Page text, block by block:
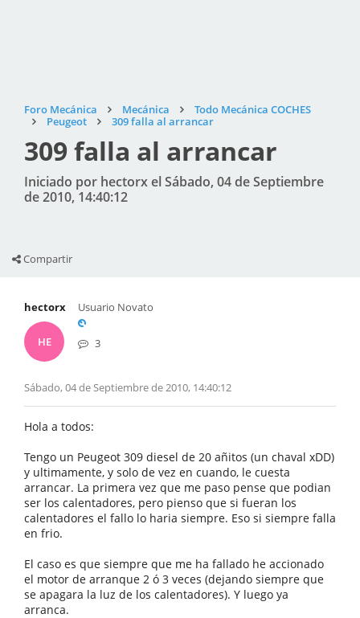
Foro Mecánica Mecánica
Todo Mecánica COCHES
Peugeot
309 falla al arrancar
309 falla al arrancar
Iniciado por hectorx el Sábado, 04 de Septiembre
de 2010, 14:40:12
Compartir
hectorx
HE
Usuario Novato
3
Sábado, 04 de Septiembre de 2010, 14:40:12
Hola a todos:
Tengo un Peugeot 309 diesel de 20 añitos (un chaval xDD)
y ultimamente, y solo de vez en cuando, le cuesta
arrancar. La primera vez que me paso pense que podian
ser los calentadores, pero pienso que si fueran los
calentadores el fallo lo haria siempre. Eso si siempre falla
en frio.
El caso es que siempre que me ha fallado he accionado
el motor de arranque 2 ó 3 veces (dejando siempre que
se apagara la luz de los calentadores). Y luego ya
arranca.